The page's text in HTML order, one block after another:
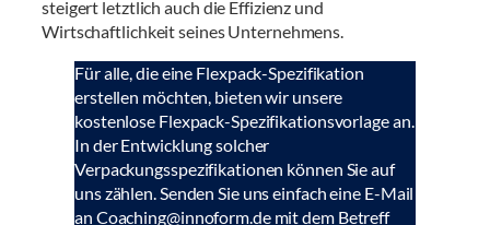
steigert letztlich auch die Effizienz und
Wirtschaftlichkeit seines Unternehmens.
Für alle, die eine Flexpack-Spezifikation
erstellen möchten, bieten wir unsere
kostenlose Flexpack-Spezifikationsvorlage an.
In der Entwicklung solcher
Verpackungsspezifikationen können Sie auf
uns zählen. Senden Sie uns einfach eine E-Mail
an Coaching@innoform.de mit dem Betreff